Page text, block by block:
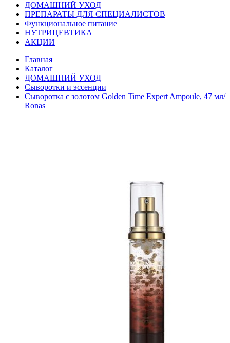
ДОМАШНИЙ УХОД
ПРЕПАРАТЫ ДЛЯ СПЕЦИАЛИСТОВ
Функциональное питание
НУТРИЦЕВТИКА
АКЦИИ
Главная
Каталог
ДОМАШНИЙ УХОД
Сыворотки и эссенции
Сыворотка с золотом Golden Time Expert Ampoule, 47 мл/
Ronas